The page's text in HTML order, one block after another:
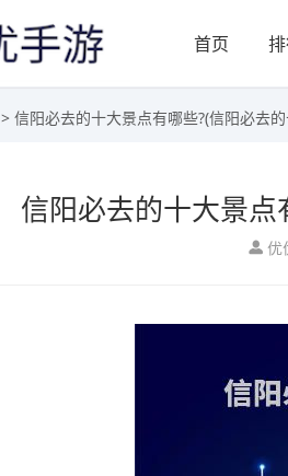
首页
> 信阳必去的十大景点有哪些?(信阳必去
信阳必去的十大景
优